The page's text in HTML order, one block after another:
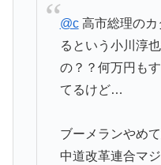
@c高市総理のカ
るという小川淳
の？？何万円も
てるけど…
ブーメランやめ
中道改革連合マ